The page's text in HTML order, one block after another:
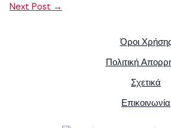
Next Post →
Όροι
Πολιτική
Σχετικά
Επικοινωνία